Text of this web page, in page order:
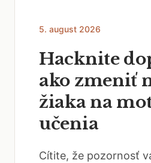
5. august 2026
Hacknite
ako zmeniť
žiaka na
učenia
Cítite, že pozornosť